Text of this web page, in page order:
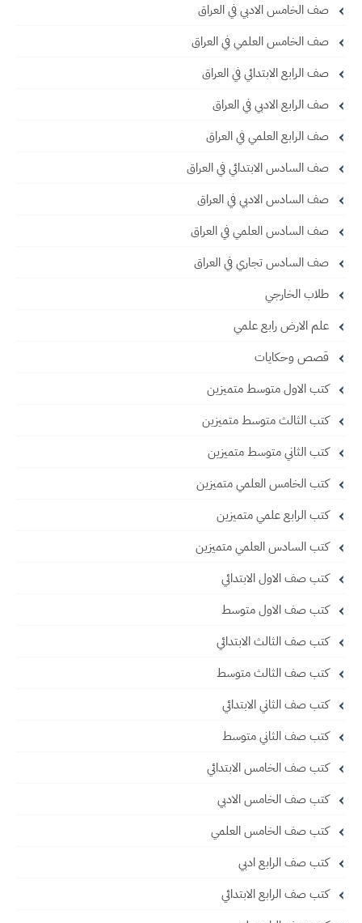
صف الخامس الادبي في العراق
صف الخامس العلمي في العراق
صف الرابع الابتدائي في العراق
صف الرابع الادبي في العراق
صف الرابع العلمي في العراق
صف السادس الابتدائي في العراق
صف السادس الادبي في العراق
صف السادس العلمي في العراق
صف السادس تجاري في العراق
طلاب الخارجي
علم الارض رابع علمي
قصص وحكايات
كتب الاول متوسط متميزين
كتب الثالث متوسط متميزين
كتب الثاني متوسط متميزين
كتب الخامس العلمي متميزين
كتب الرابع علمي متميزين
كتب السادس العلمي متميزين
كتب صف الاول الابتدائي
كتب صف الاول متوسط
كتب صف الثالث الابتدائي
كتب صف الثالث متوسط
كتب صف الثاني الابتدائي
كتب صف الثاني متوسط
كتب صف الخامس الابتدائي
كتب صف الخامس الادبي
كتب صف الخامس العلمي
كتب صف الرابع ادبي
كتب صف الرابع الابتدائي